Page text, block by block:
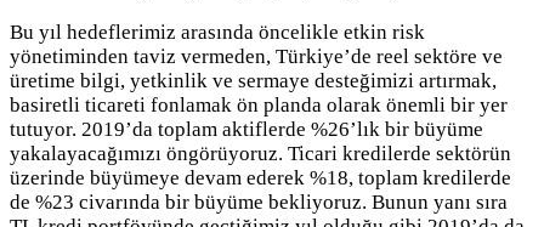
Bu yıl hedeflerimiz arasında öncelikle etkin risk
yönetiminden taviz vermeden, Türkiye’de reel sektöre ve
üretime bilgi, yetkinlik ve sermaye desteğimizi artırmak,
basiretli ticareti fonlamak ön planda olarak önemli bir yer
tutuyor. 2019’da toplam aktiflerde %26’lık bir büyüme
yakalayacağımızı öngörüyoruz. Ticari kredilerde sektörün
üzerinde büyümeye devam ederek %18, toplam kredilerde
de %23 civarında bir büyüme bekliyoruz. Bunun yanı sıra